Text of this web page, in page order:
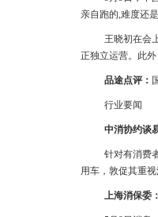
亲自跑的,难度还
王晓初在会
正独立运营。此
品途点评：
行业要闻
中消协约谈
针对有消费
用车，敦促其重
上海消保委